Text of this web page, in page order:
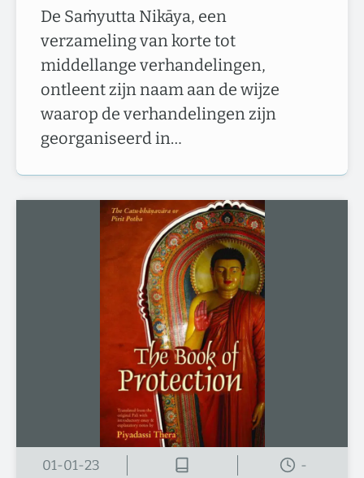
De Saṁyutta Nikāya, een
verzameling van korte tot
middellange verhandelingen,
ontleent zijn naam aan de wijze
waarop de verhandelingen zijn
georganiseerd in…
01-01-23 -